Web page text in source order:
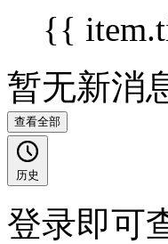
{{
暂无新消
查看全部
历史
登录即可